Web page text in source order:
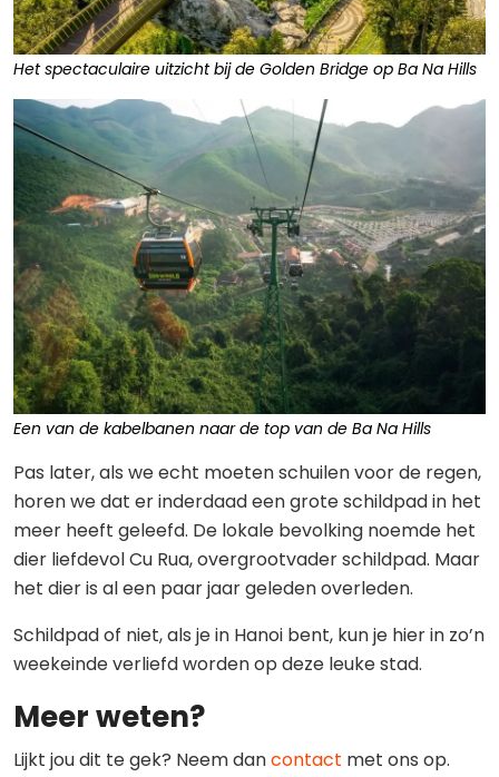
Het spectaculaire uitzicht bij de Golden Bridge op Ba Na Hills
Een van de kabelbanen naar de top van de Ba Na Hills
Pas later, als we echt moeten schuilen voor de regen,
horen we dat er inderdaad een grote schildpad in het
meer heeft geleefd. De lokale bevolking noemde het
dier liefdevol Cu Rua, overgrootvader schildpad. Maar
het dier is al een paar jaar geleden overleden.
Schildpad of niet, als je in Hanoi bent, kun je hier in zo’n
weekeinde verliefd worden op deze leuke stad.
Meer weten?
Lijkt jou dit te gek? Neem dancontact met ons op.